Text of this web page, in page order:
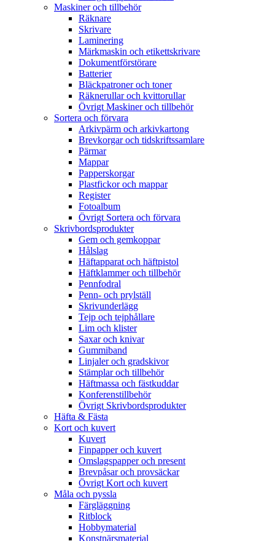
Maskiner och tillbehör
Räknare
Skrivare
Laminering
Märkmaskin och etikettskrivare
Dokumentförstörare
Batterier
Bläckpatroner och toner
Räknerullar och kvittorullar
Övrigt Maskiner och tillbehör
Sortera och förvara
Arkivpärm och arkivkartong
Brevkorgar och tidskriftssamlare
Pärmar
Mappar
Papperskorgar
Plastfickor och mappar
Register
Fotoalbum
Övrigt Sortera och förvara
Skrivbordsprodukter
Gem och gemkoppar
Hålslag
Häftapparat och häftpistol
Häftklammer och tillbehör
Pennfodral
Penn- och prylställ
Skrivunderlägg
Tejp och tejphållare
Lim och klister
Saxar och knivar
Gummiband
Linjaler och gradskivor
Stämplar och tillbehör
Häftmassa och fästkuddar
Konferenstillbehör
Övrigt Skrivbordsprodukter
Häfta & Fästa
Kort och kuvert
Kuvert
Finpapper och kuvert
Omslagspapper och present
Brevpåsar och provsäckar
Övrigt Kort och kuvert
Måla och pyssla
Färgläggning
Ritblock
Hobbymaterial
Konstnärsmaterial